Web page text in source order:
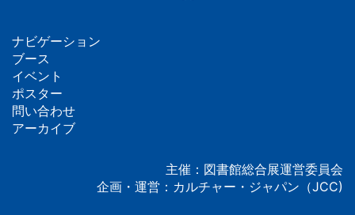
フ
ッ
タ
ナビゲーション
ブース
イベント
ポスター
問い合わせ
アーカイブ
主催：図書館総合展運営委員会
企画・運営：カルチャー・ジャパン（JCC)